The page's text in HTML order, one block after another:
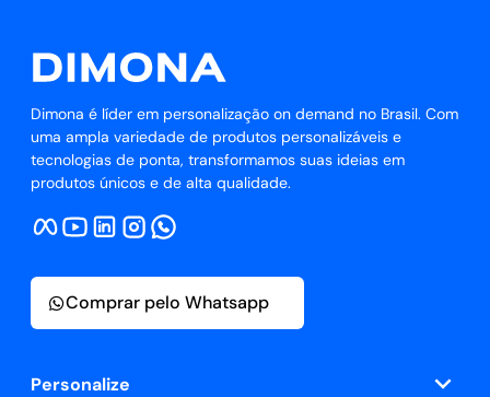
Dimona é líder em personalização on demand no Brasil. Com
uma ampla variedade de produtos personalizáveis e
tecnologias de ponta, transformamos suas ideias em
produtos únicos e de alta qualidade.
Personalize
Comprar pelo Whatsapp